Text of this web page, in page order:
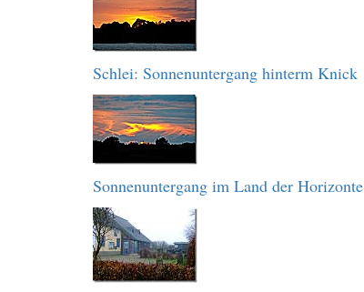
Schlei: Sonnenuntergang hinterm Knick
Sonnenuntergang im Land der Horizonte